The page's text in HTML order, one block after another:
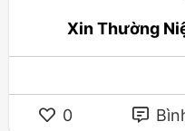
Xin Thường
0